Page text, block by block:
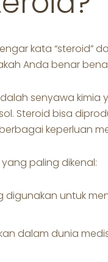
kata “steroid”
Anda benar
senyawa
Steroid bisa
keperluan
paling dikenal:
digunakan untuk
dalam dunia